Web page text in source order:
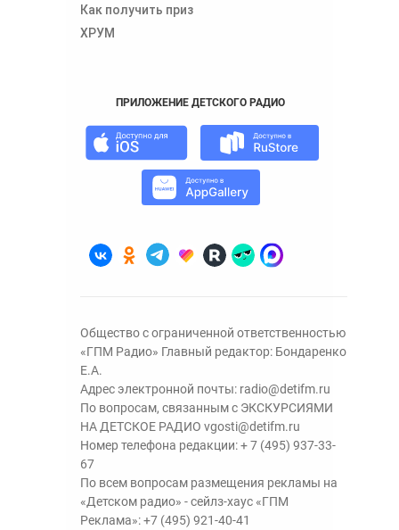
Как получить приз
ХРУМ
ПРИЛОЖЕНИЕ ДЕТСКОГО РАДИО
Общество с ограниченной ответственностью
«ГПМ Радио» Главный редактор: Бондаренко
Е.А.
Адрес электронной почты: radio@detifm.ru
По вопросам, связанным с ЭКСКУРСИЯМИ
НА ДЕТСКОЕ РАДИО vgosti@detifm.ru
Номер телефона редакции:+ 7 (495) 937-33-
67
По всем вопросам размещения рекламы на
«Детском радио» - сейлз-хаус «ГПМ
Реклама»:+7 (495) 921-40-41